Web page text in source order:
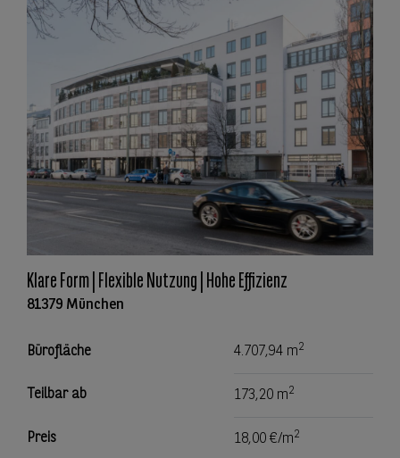
Klare Form | Flexible Nutzung | Hohe Effizienz
81379 München
Bürofläche 4.707,94 m2
Teilbar ab 173,20 m2
Preis 18,00 €/m2